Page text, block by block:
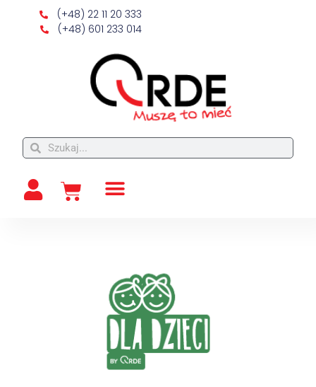
(+48) 22 11 20 333
(+48) 601 233 014